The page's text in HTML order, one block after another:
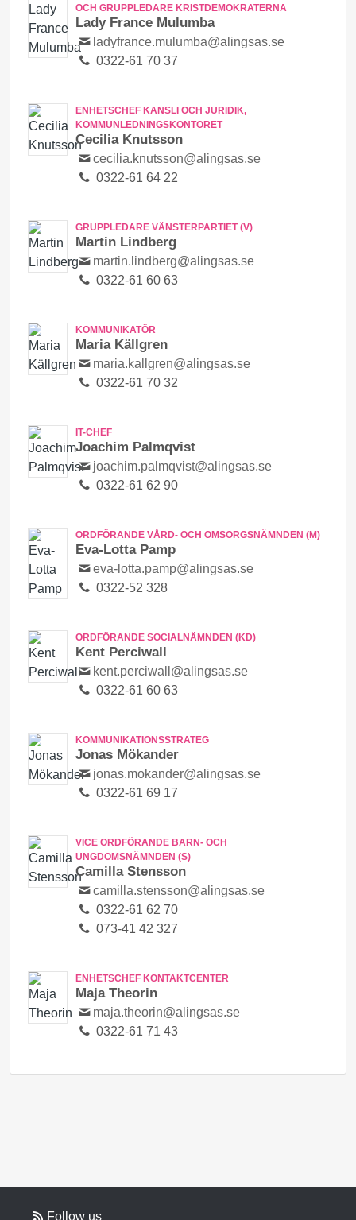
OCH GRUPPLEDARE KRISTDEMOKRATERNA
Lady France Mulumba
ladyfrance.mulumba@alingsas.se
0322-61 70 37
ENHETSCHEF KANSLI OCH JURIDIK,
KOMMUNLEDNINGSKONTORET
Cecilia Knutsson
cecilia.knutsson@alingsas.se
0322-61 64 22
GRUPPLEDARE VÄNSTERPARTIET (V)
Martin Lindberg
martin.lindberg@alingsas.se
0322-61 60 63
KOMMUNIKATÖR
Maria Källgren
maria.kallgren@alingsas.se
0322-61 70 32
IT-CHEF
Joachim Palmqvist
joachim.palmqvist@alingsas.se
0322-61 62 90
ORDFÖRANDE VÅRD- OCH OMSORGSNÄMNDEN (M)
Eva-Lotta Pamp
eva-lotta.pamp@alingsas.se
0322-52 328
ORDFÖRANDE SOCIALNÄMNDEN (KD)
Kent Perciwall
kent.perciwall@alingsas.se
0322-61 60 63
KOMMUNIKATIONSSTRATEG
Jonas Mökander
jonas.mokander@alingsas.se
0322-61 69 17
VICE ORDFÖRANDE BARN- OCH
UNGDOMSNÄMNDEN (S)
Camilla Stensson
camilla.stensson@alingsas.se
0322-61 62 70
073-41 42 327
ENHETSCHEF KONTAKTCENTER
Maja Theorin
maja.theorin@alingsas.se
0322-61 71 43
Follow us